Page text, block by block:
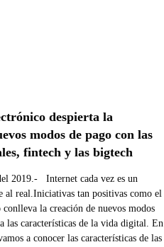
despierta la
modos de pago con las
fintech y las bigtech
2019.- Internet cada vez es un
al real.Iniciativas tan positivas como el
la creación de nuevos modos
las características de la vida digital. En
a conocer las características de las